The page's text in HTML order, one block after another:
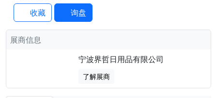
收藏
询盘
展商信息
宁波界哲日用品有限公司
了解展商